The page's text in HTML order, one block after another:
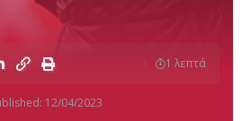
12/04/2023
1 λεπτά